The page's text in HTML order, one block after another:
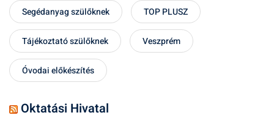
Segédanyag szülőknek TOP PLUSZ
Tájékoztató szülőknek Veszprém
Óvodai előkészítés
Oktatási Hivatal